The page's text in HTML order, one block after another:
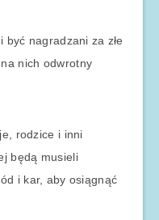
nagradzani za złe
nich odwrotny
rodzice i inni
będą musieli
i kar, aby osiągnąć